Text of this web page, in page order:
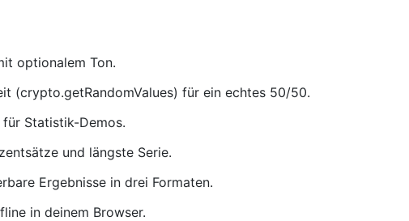
optionalem Ton.
(crypto.getRandomValues) für ein echtes 50/50.
Statistik-Demos.
und längste Serie.
Ergebnisse in drei Formaten.
in deinem Browser.